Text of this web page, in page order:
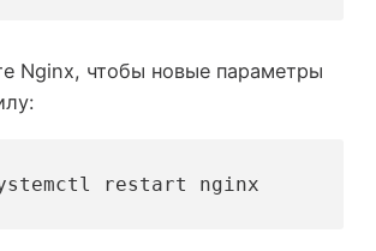
Nginx, чтобы новые параметры
restart nginx